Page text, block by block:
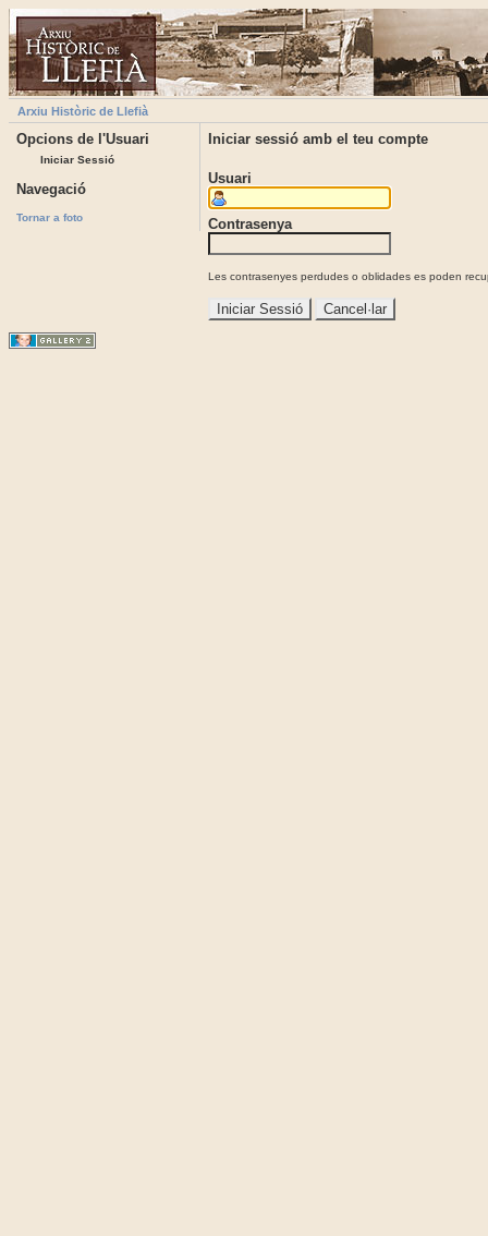
Arxiu Històric de Llefià
Opcions de l'Usuari
Iniciar Sessió
Navegació
Tornar a foto
Iniciar sessió amb el teu compte
Usuari
Contrasenya
Les contrasenyes perdudes o oblidades es poden